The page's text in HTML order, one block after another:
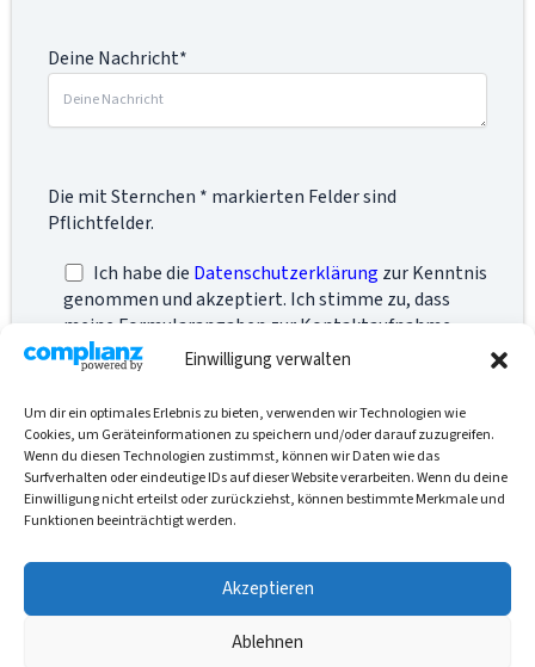
Einwilligung verwalten
Um dir ein optimales Erlebnis zu bieten, verwenden wir Technologien wie
Cookies, um Geräteinformationen zu speichern und/oder darauf zuzugreifen.
Wenn du diesen Technologien zustimmst, können wir Daten wie das
Surfverhalten oder eindeutige IDs auf dieser Website verarbeiten. Wenn du deine
Einwilligung nicht erteilst oder zurückziehst, können bestimmte Merkmale und
Funktionen beeinträchtigt werden.
Akzeptieren
Ablehnen
Deine Nachricht*
Die mit Sternchen * markierten Felder sind
Pflichtfelder.
Ich habe die Datenschutzerklärung zur Kenntnis
genommen und akzeptiert. Ich stimme zu, dass
meine Formularangaben zur Kontaktaufnahme
bzw. zur Bearbeitung meines Anliegens gespeichert
werden. *
A
t
r
Copyright © 2026 Cordei Clottey
KONTAKT |